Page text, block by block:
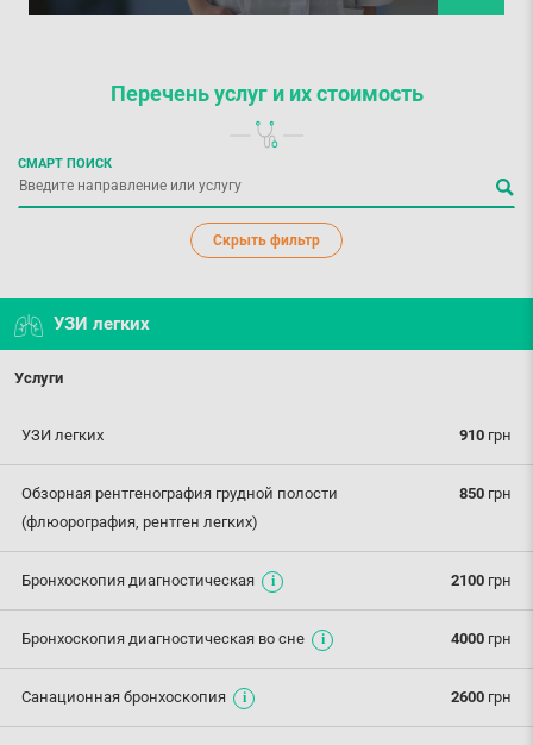
Перечень услуг и их стоимость
СМАРТ ПОИСК
Скрыть фильтр
УЗИ легких
Услуги
910 грн
УЗИ легких
850 грн
Обзорная рентгенография грудной полости
(флюорография, рентген легких)
2100 грн
Бронхоскопия диагностическая
4000 грн
Бронхоскопия диагностическая во сне
2600 грн
Санационная бронхоскопия